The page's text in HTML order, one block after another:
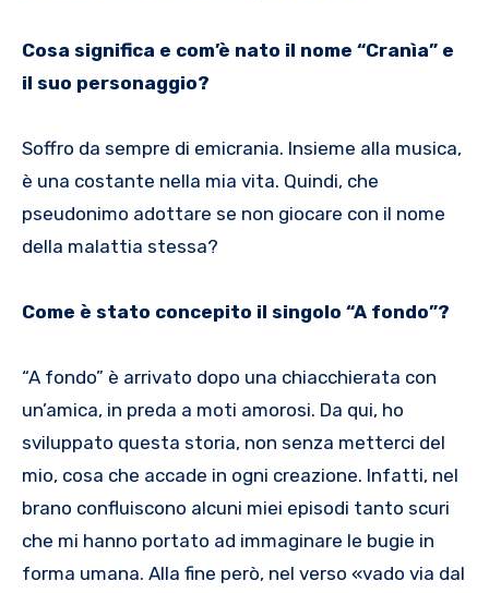
Cosa significa e com’è nato il nome “Cranìa” e
il suo personaggio?
Soffro da sempre di emicrania. Insieme alla musica,
è una costante nella mia vita. Quindi, che
pseudonimo adottare se non giocare con il nome
della malattia stessa?
Come è stato concepito il singolo “A fondo”?
“A fondo” è arrivato dopo una chiacchierata con
un’amica, in preda a moti amorosi. Da qui, ho
sviluppato questa storia, non senza metterci del
mio, cosa che accade in ogni creazione. Infatti, nel
brano confluiscono alcuni miei episodi tanto scuri
che mi hanno portato ad immaginare le bugie in
forma umana. Alla fine però, nel verso «vado via dal